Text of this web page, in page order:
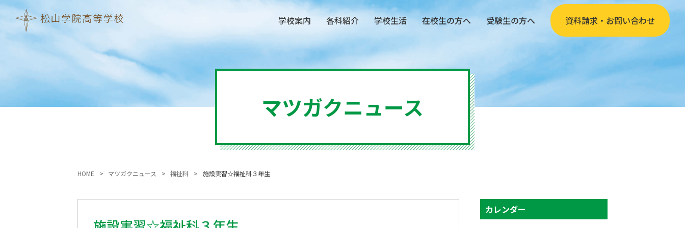
学校案内 各科紹介 学校生活 在校生の方へ 受験生の方へ 資料請求・お問い合わせ
マツガクニュース
HOME マツガクニュース 福祉科 施設実習☆福祉科３年生
カレンダー